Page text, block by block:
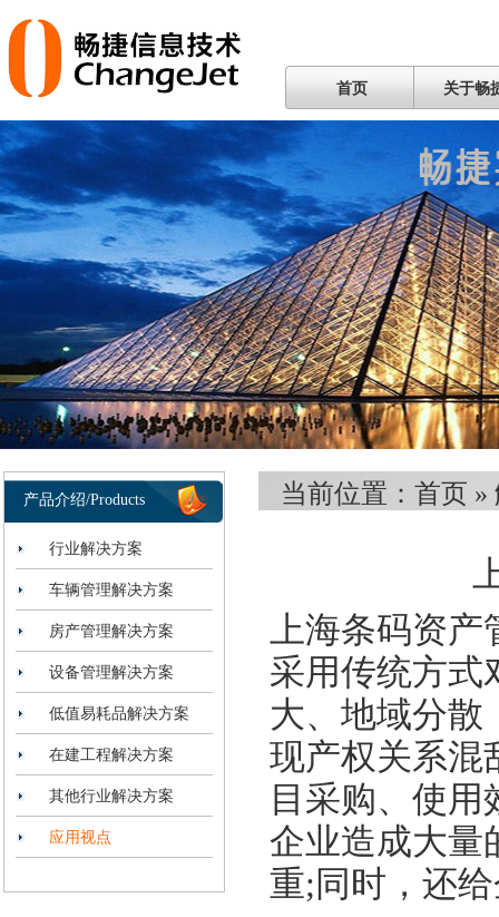
首页 关于畅
产品介绍/Products
行业解决方案
车辆管理解决方案
房产管理解决方案
设备管理解决方案
低值易耗品解决方案
在建工程解决方案
其他行业解决方案
应用视点
当前位置： 首页 »
上海条码资产
采用传统方式
大、地域分散
现产权关系混
目采购、使
企业造成大量
重;同时，还